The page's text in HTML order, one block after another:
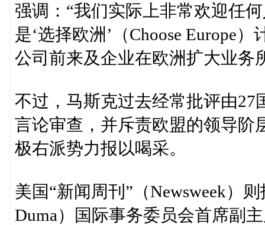
强调：“我们实际上非常欢迎任
是‘选择欧洲’（Choose Europe
公司前来及企业在欧洲扩大业务
不过，马斯克过去经常批评由
言论审查，并斥责欧盟的领导阶
极右派势力报以喝采。
美国“新闻周刊”（Newsweek）
Duma）国际事务委员会首席副